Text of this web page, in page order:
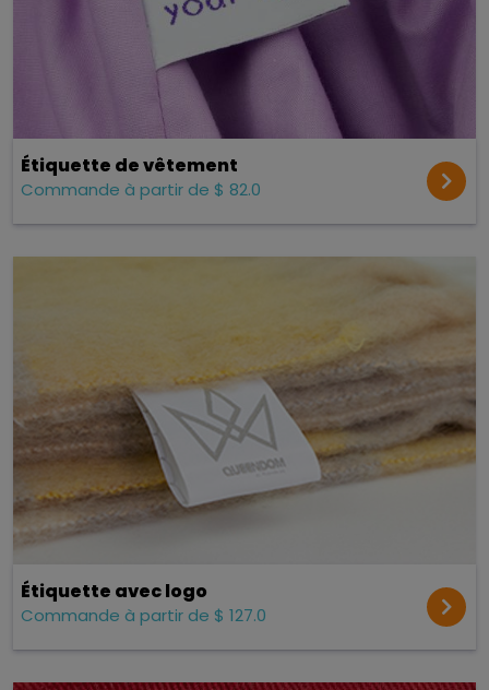
Étiquette de vêtement
Commande à partir de $ 82.0
Étiquette avec logo
Commande à partir de $ 127.0